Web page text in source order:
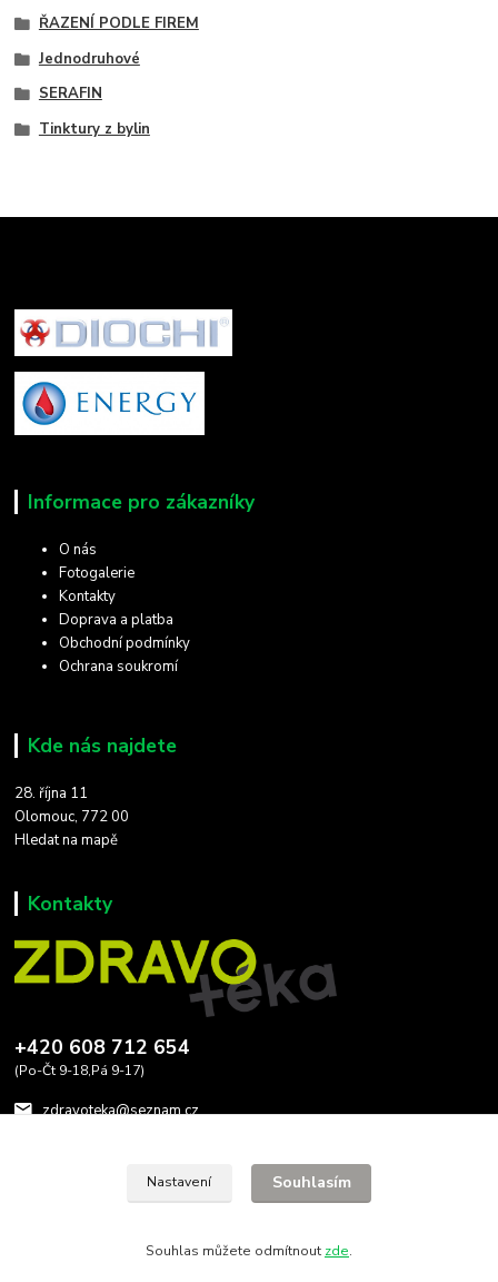
ŘAZENÍ PODLE FIREM
Jednodruhové
SERAFIN
Tinktury z bylin
Informace pro zákazníky
O nás
Fotogalerie
Kontakty
Doprava a platba
Obchodní podmínky
Ochrana soukromí
Kde nás najdete
28. října 11
Olomouc, 772 00
Hledat na mapě
Kontakty
+420 608 712 654
(Po-Čt 9-18,Pá 9-17)
zdravoteka@seznam.cz
Nastavení Souhlasím
Souhlas můžete odmítnout zde.